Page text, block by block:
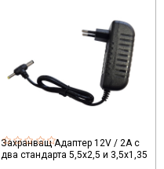
Захранващ Адаптер 12V / 2A с
два стандарта 5,5х2,5 и 3,5х1,35